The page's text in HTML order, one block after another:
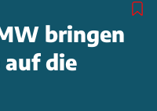
bringen
auf die